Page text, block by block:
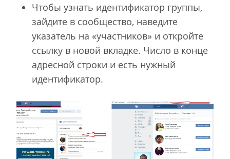
Чтобы узнать идентификатор группы,
зайдите в сообщество, наведите
указатель на «участников» и откройте
ссылку в новой вкладке. Число в конце
адресной строки и есть нужный
идентификатор.